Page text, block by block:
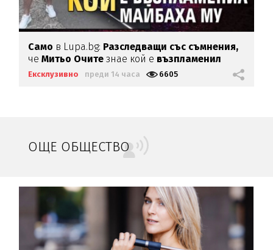
Само в Lupa.bg: Разследващи със съмнения,
чеМитьо Очите знае кой е възпламенил
Майбаха му
Ексклузивно преди 14 часа 6605
ОЩЕ ОБЩЕСТВО